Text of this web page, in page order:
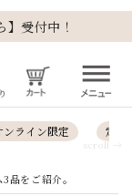
受付中！
ンライン限定 定番
scroll →
品をご紹介。